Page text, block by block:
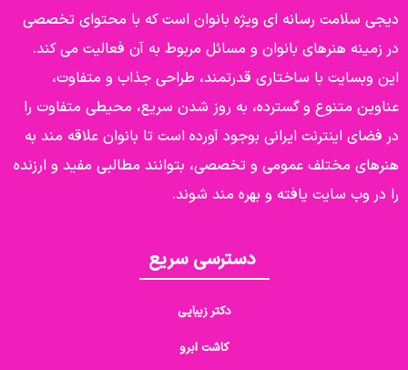
دیجی سلامت رسانه ای ویژه بانوان است که با محتوای تخصصی
در زمینه هنرهای بانوان و مسائل مربوط به آن فعالیت می کند.
این وبسایت با ساختاری قدرتمند، طراحی جذاب و متفاوت،
عناوین متنوع و گسترده، به روز شدن سریع، محیطی متفاوت را
در فضای اینترنت ایرانی بوجود آورده است تا بانوان علاقه مند به
هنرهای مختلف عمومی و تخصصی، بتوانند مطالبی مفید و ارزنده
را در وب سایت یافته و بهره مند شوند.
دسترسی سریع
دکتر زیبایی
کاشت ابرو